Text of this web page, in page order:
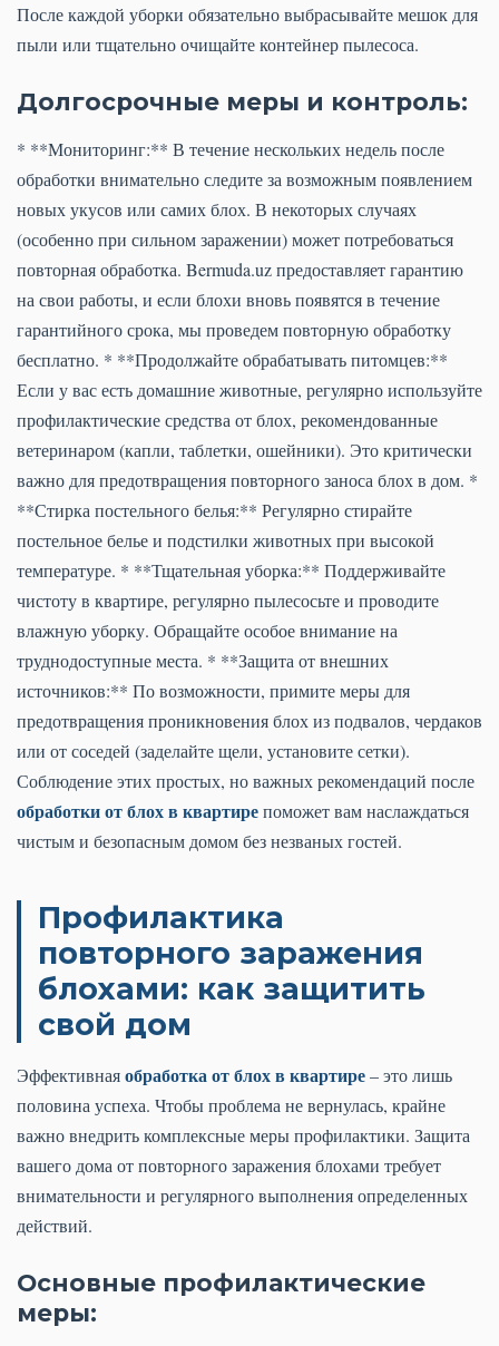
После каждой уборки обязательно выбрасывайте мешок для
пыли или тщательно очищайте контейнер пылесоса.
Долгосрочные меры и контроль:
* **Мониторинг:** В течение нескольких недель после
обработки внимательно следите за возможным появлением
новых укусов или самих блох. В некоторых случаях
(особенно при сильном заражении) может потребоваться
повторная обработка. Bermuda.uz предоставляет гарантию
на свои работы, и если блохи вновь появятся в течение
гарантийного срока, мы проведем повторную обработку
бесплатно. * **Продолжайте обрабатывать питомцев:**
Если у вас есть домашние животные, регулярно используйте
профилактические средства от блох, рекомендованные
ветеринаром (капли, таблетки, ошейники). Это критически
важно для предотвращения повторного заноса блох в дом. *
**Стирка постельного белья:** Регулярно стирайте
постельное белье и подстилки животных при высокой
температуре. * **Тщательная уборка:** Поддерживайте
чистоту в квартире, регулярно пылесосьте и проводите
влажную уборку. Обращайте особое внимание на
труднодоступные места. * **Защита от внешних
источников:** По возможности, примите меры для
предотвращения проникновения блох из подвалов, чердаков
или от соседей (заделайте щели, установите сетки).
Соблюдение этих простых, но важных рекомендаций после
обработки от блох в квартирепоможет вам наслаждаться
чистым и безопасным домом без незваных гостей.
Профилактика
повторного заражения
блохами: как защитить
свой дом
Эффективнаяобработка от блох в квартире– это лишь
половина успеха. Чтобы проблема не вернулась, крайне
важно внедрить комплексные меры профилактики. Защита
вашего дома от повторного заражения блохами требует
внимательности и регулярного выполнения определенных
действий.
Основные профилактические
меры: